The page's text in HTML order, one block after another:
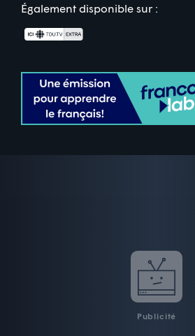
Également disponible sur :
Publicité